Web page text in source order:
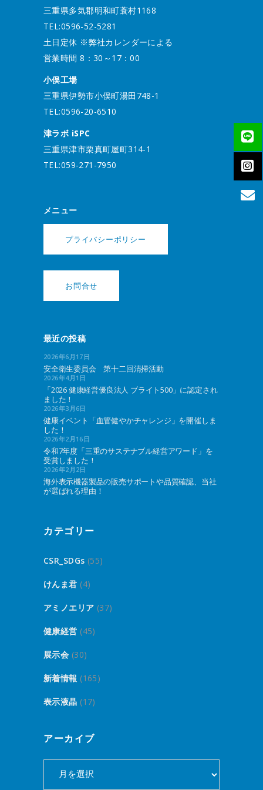
三重県多気郡明和町蓑村1168
TEL:0596-52-5281
土日定休 ※弊社カレンダーによる
営業時間 8：30～17：00
小俣工場
三重県伊勢市小俣町湯田748-1
TEL:0596-20-6510
津ラボ iSPC
三重県津市栗真町屋町314-1
TEL:059-271-7950
メニュー
プライバシーポリシー
お問合せ
最近の投稿
2026年6月17日
安全衛生委員会 第十二回清掃活動
2026年4月1日
「2026 健康経営優良法人 ブライト500」に認定され
ました！
2026年3月6日
健康イベント「血管健やかチャレンジ」を開催しま
した！
2026年2月16日
令和7年度「三重のサステナブル経営アワード」を
受賞しました！
2026年2月2日
海外表示機器製品の販売サポートや品質確認、当社
が選ばれる理由！
カテゴリー
CSR_SDGs (55)
けんま君 (4)
アミノエリア (37)
健康経営 (45)
展示会 (30)
新着情報 (165)
表示液晶 (17)
アーカイブ